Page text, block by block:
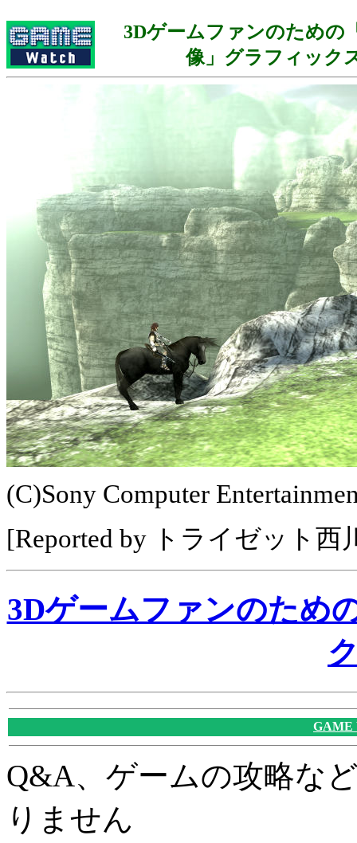
3Dゲームファンのための
像」グラフィック
(C)Sony Computer
[Reported by トライゼット西
3Dゲームファンのため
GAME
Q&A、ゲームの攻略な
りません